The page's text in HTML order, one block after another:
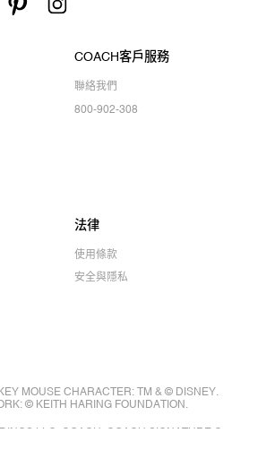
COACH客戶服務
聯絡我們
800-902-308
法律
使用條款
安全與隱私
MOUSE CHARACTER: TM & © DISNEY.
© KEITH HARING FOUNDATION.
LLC. COACH, COACH SIGNATURE C